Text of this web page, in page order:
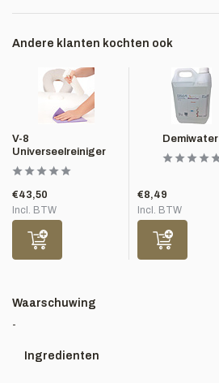
Andere klanten kochten ook
V-8
Universeelreiniger
€43,50
Incl. BTW
Demiwater
€8,49
Incl. BTW
Waarschuwing
-
Ingredienten